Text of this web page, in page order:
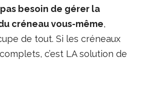
pas besoin de gérer la
créneau vous-même,
de tout. Si les créneaux
c’est LA solution de